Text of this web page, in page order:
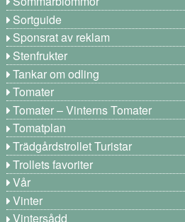
Sortguide
Sponsrat av reklam
Stenfrukter
Tankar om odling
Tomater
Tomater – Vinterns Tomater
Tomatplan
Trädgårdstrollet Turistar
Trollets favoriter
Vår
Vinter
Vintersådd